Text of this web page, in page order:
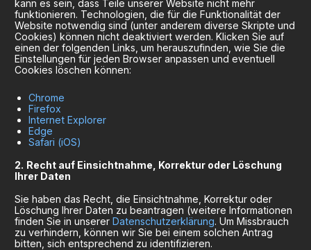
kann es sein, dass Teile unserer Website nicht mehr
funktionieren. Technologien, die für die Funktionalität der
Website notwendig sind (unter anderem diverse Skripte und
Cookies) können nicht deaktiviert werden. Klicken Sie auf
einen der folgenden Links, um herauszufinden, wie Sie die
Einstellungen für jeden Browser anpassen und eventuell
Cookies löschen können:
Chrome
Firefox
Internet Explorer
Edge
Safari (iOS)
Recht auf Einsichtnahme, Korrektur oder Löschung
Ihrer Daten
Sie haben das Recht, die Einsichtnahme, Korrektur oder
Löschung Ihrer Daten zu beantragen (weitere Informationen
finden Sie in unserer Datenschutzerklärung. Um Missbrauch
zu verhindern, können wir Sie bei einem solchen Antrag
bitten, sich entsprechend zu identifizieren.